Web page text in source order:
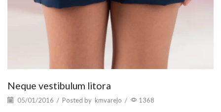
Neque vestibulum litora
05/01/2016 / Posted by kmvarejo / 1368